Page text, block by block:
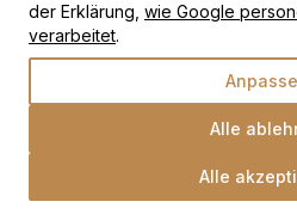
Wähle eine
Zahlungsarten
Copyright © 2026 TAPISO
der Erklärung, wie Google
verarbeitet.
Alle
Alle